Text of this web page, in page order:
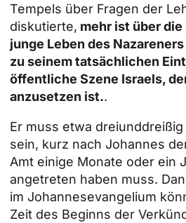
Tempels über Fragen der
diskutierte, mehr ist über
junge Leben des
zu seinem tatsächlichen
öffentliche Szene Israels,
anzusetzen ist..
Er muss etwa
sein, kurz nach Johannes
Amt einige Monate oder ein
angetreten haben muss.
im Johannesevangelium
Zeit des Beginns der